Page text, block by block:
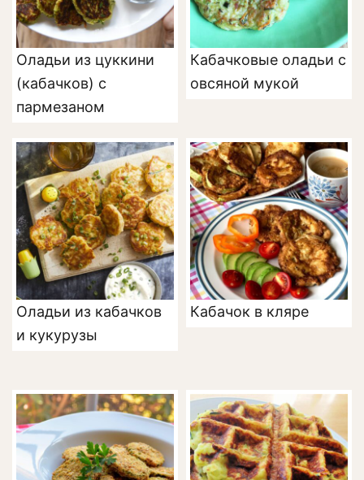
Оладьи из цуккини
(кабачков) с
пармезаном
Кабачковые оладьи с
овсяной мукой
Оладьи из кабачков
и кукурузы
Кабачок в кляре